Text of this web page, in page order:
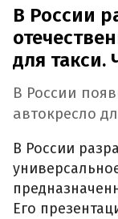
В России
для такси.
В России
автокресло
В России
Его